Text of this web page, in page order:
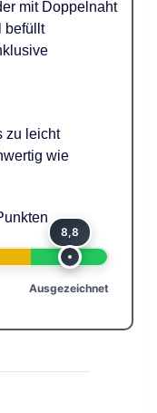
mit Doppelnaht
befüllt
zu leicht
wie
8,8
Ausgezeichnet